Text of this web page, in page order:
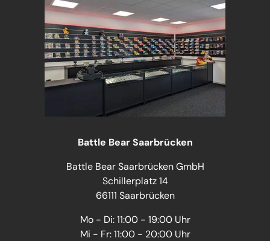
Battle Bear Saarbrücken
Battle Bear Saarbrücken GmbH
Schillerplatz 14
66111 Saarbrücken
Mo - Di: 11:00 - 19:00 Uhr
Mi - Fr: 11:00 - 20:00 Uhr